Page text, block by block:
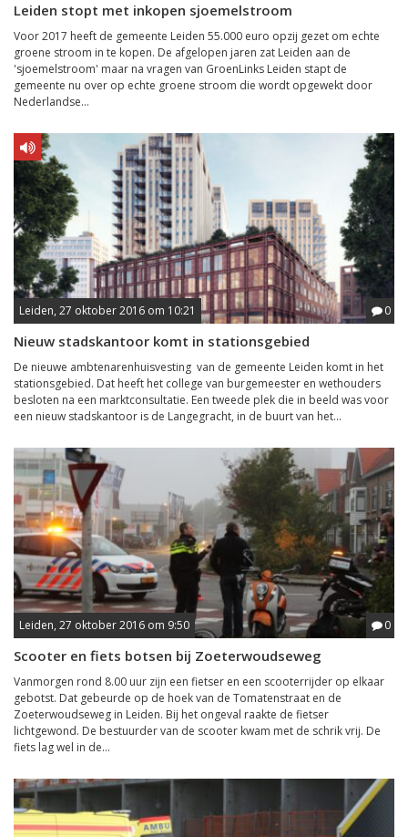
Leiden stopt met inkopen sjoemelstroom
Voor 2017 heeft de gemeente Leiden 55.000 euro opzij gezet om echte
groene stroom in te kopen. De afgelopen jaren zat Leiden aan de
'sjoemelstroom' maar na vragen van GroenLinks Leiden stapt de
gemeente nu over op echte groene stroom die wordt opgewekt door
Nederlandse...
Leiden, 27 oktober 2016 om 10:21 0
Nieuw stadskantoor komt in stationsgebied
De nieuwe ambtenarenhuisvesting van de gemeente Leiden komt in het
stationsgebied. Dat heeft het college van burgemeester en wethouders
besloten na een marktconsultatie. Een tweede plek die in beeld was voor
een nieuw stadskantoor is de Langegracht, in de buurt van het...
Leiden, 27 oktober 2016 om 9:50 0
Scooter en fiets botsen bij Zoeterwoudseweg
Vanmorgen rond 8.00 uur zijn een fietser en een scooterrijder op elkaar
gebotst. Dat gebeurde op de hoek van de Tomatenstraat en de
Zoeterwoudseweg in Leiden. Bij het ongeval raakte de fietser
lichtgewond. De bestuurder van de scooter kwam met de schrik vrij. De
fiets lag wel in de...